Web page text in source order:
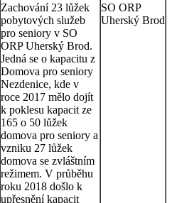
Zachování 23 lůžek
pobytových služeb
pro seniory v SO
ORP Uherský Brod.
Jedná se o kapacitu z
Domova pro seniory
Nezdenice, kde v
roce 2017 mělo dojít
k poklesu kapacit ze
165 o 50 lůžek
domova pro seniory a
vzniku 27 lůžek
domova se zvláštním
režimem. V průběhu
roku 2018 došlo k
upřesnění kapacit
SO ORP
Uherský Brod